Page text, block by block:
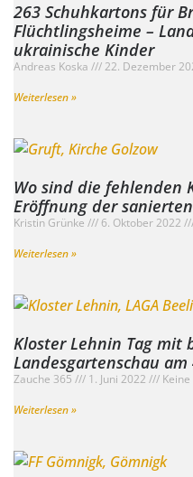
263 Schuhkartons für
Flüchtlingsheime –
ukrainische Kinder
Andreas Koska 22. Dezember
Weiterlesen »
Wo sind die fehlenden
Eröffnung der
Kristin Grünke 6. Oktober 2022
Weiterlesen »
Kloster Lehnin Tag mit
Landesgartenschau am
Zauche 365 1. Juni 2022
Weiterlesen »